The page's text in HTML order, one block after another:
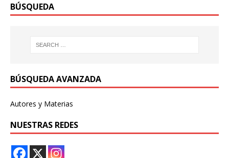
BÚSQUEDA
BÚSQUEDA AVANZADA
Autores y Materias
NUESTRAS REDES